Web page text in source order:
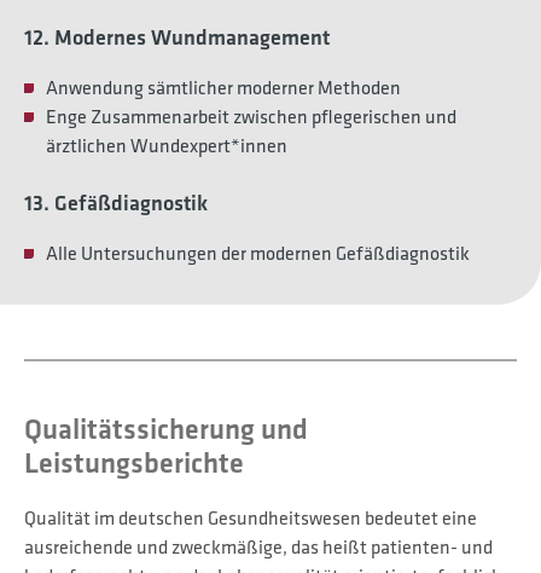
12. Modernes Wundmanagement
Anwendung sämtlicher moderner Methoden
Enge Zusammenarbeit zwischen pflegerischen und
ärztlichen Wundexpert*innen
13. Gefäßdiagnostik
Alle Untersuchungen der modernen Gefäßdiagnostik
Qualitätssicherung und
Leistungsberichte
Qualität im deutschen Gesundheitswesen bedeutet eine
ausreichende und zweckmäßige, das heißt patienten- und